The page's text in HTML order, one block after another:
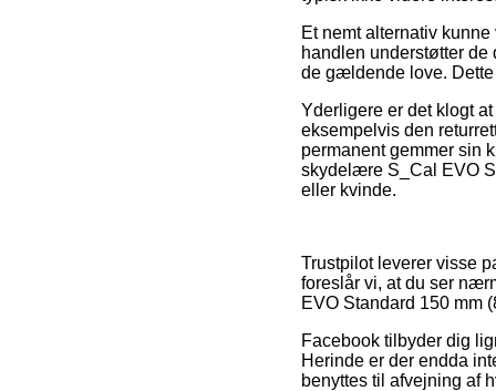
Et nemt alternativ
handlen understøtter
de gældende love.
Yderligere er det klogt
eksempelvis den
permanent gemmer sin
skydelære S_Cal EVO
eller kvinde.
Trustpilot leverer visse
foreslår vi, at du ser
EVO Standard 150 mm
Facebook tilbyder dig
Herinde er der endda
benyttes til afvejning af